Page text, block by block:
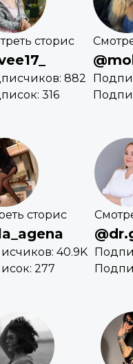
сторис
882
316
сторис
40.9K
277